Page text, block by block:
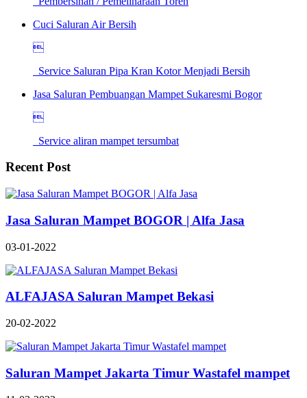
Cuci Saluran Air Bersih

Service Saluran Pipa Kran Kotor Menjadi Bersih
Jasa Saluran Pembuangan Mampet Sukaresmi Bogor

Service aliran mampet tersumbat
Recent Post
Jasa Saluran Mampet BOGOR | Alfa Jasa
03-01-2022
ALFAJASA Saluran Mampet Bekasi
20-02-2022
Saluran Mampet Jakarta Timur Wastafel mampet